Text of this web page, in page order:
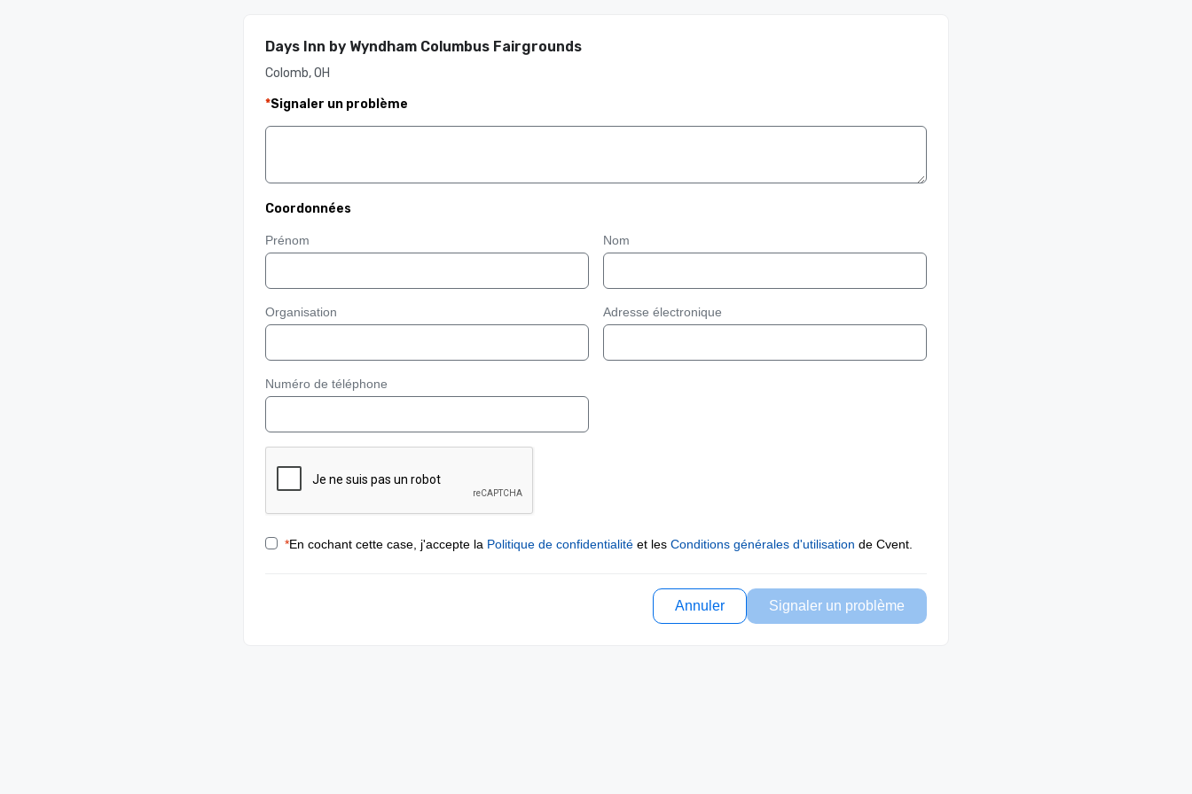
Days Inn by Wyndham Columbus Fairgrounds
Colomb, OH
*Signaler un problème
Coordonnées
Prénom Nom
Organisation Adresse électronique
Numéro de téléphone
*En cochant cette case, j'accepte la Politique de confidentialité et les Conditions générales d'utilisation de Cvent.
Annuler Signaler un problème